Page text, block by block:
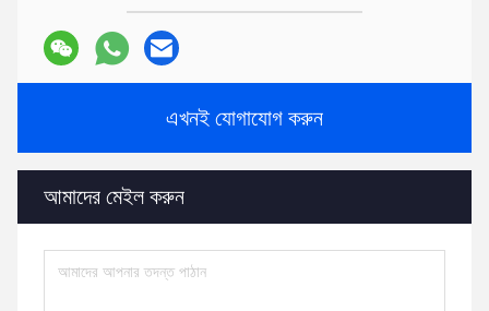
এখনই যোগাযোগ করুন
আমাদের মেইল ​​করুন